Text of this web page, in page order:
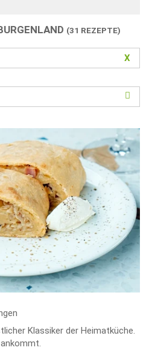
(31 REZEPTE)
X
Klassiker der Heimatküche.